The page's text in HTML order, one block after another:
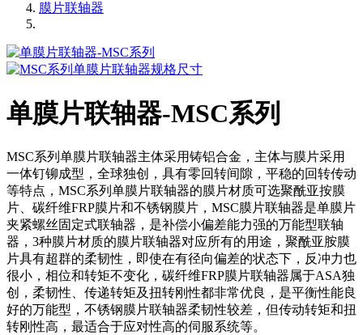
膜片联轴器
单膜片联轴器-MSC系列
MSC系列单膜片联轴器主体采用铸铝合金，主体与膜片采用
一体钉铆成型，全球独创，具有零回转间隙，平稳的回转传动
等特点，MSC系列单膜片联轴器的膜片材质可选聚酰亚按膜
片、碳纤维FRP膜片和不锈钢膜片，MSC膜片联轴器是单膜片
夹紧螺丝固定式联轴器，是补偿小偏差能力强的万能型联轴
器，3种膜片材质的膜片联轴器对应所有的用途，聚酰亚胺膜
片具有超群的柔韧性，即使在有径向偏差的状态下，反冲力也
很小，相位和转矩不变化，碳纤维FRP膜片联轴器属于ASA独
创，柔韧性、传递转矩及扭转刚性都非常优良，是平衡性能良
好的万能型，不锈钢膜片联轴器柔韧性较差，但传动转矩和扭
转刚性高，最适合于应对性高的伺服系统等。